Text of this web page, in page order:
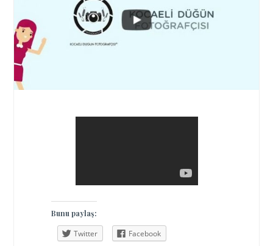
Bunu paylaş:
Twitter Facebook